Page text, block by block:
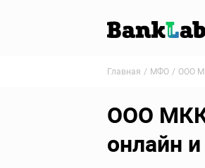
Главная МФО ООО
ООО МКК
онлайн